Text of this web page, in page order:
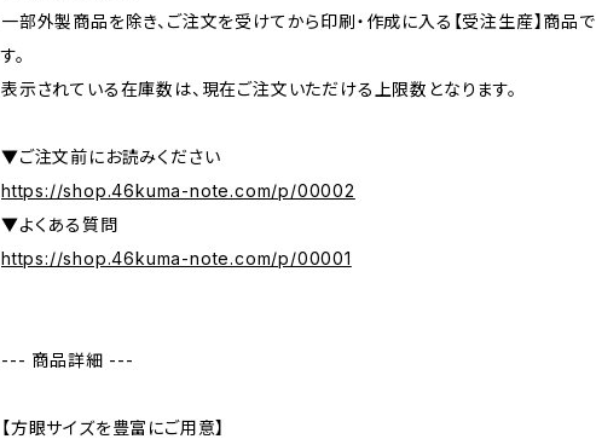
一部外製商品を除き、ご注文を受けてから印刷・作成に入る【受注生産】商品で
す。
表示されている在庫数は、現在ご注文いただける上限数となります。
▼ご注文前にお読みください
https://shop.46kuma-note.com/p/00002
▼よくある質問
https://shop.46kuma-note.com/p/00001
--- 商品詳細 ---
【方眼サイズを豊富にご用意】